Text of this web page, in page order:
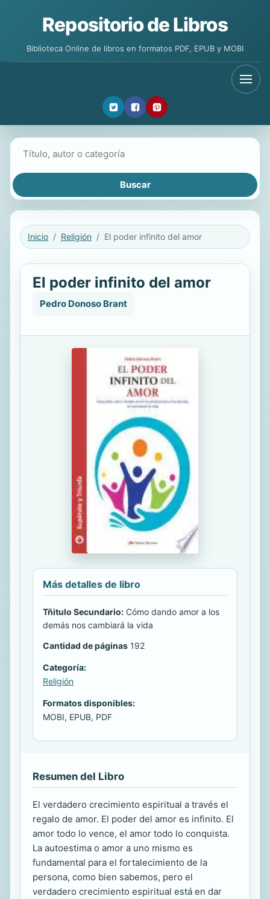
Repositorio de Libros
Biblioteca Online de libros en formatos PDF, EPUB y MOBI
Inicio Religión El poder infinito del amor
El poder infinito del amor
Pedro Donoso Brant
Más detalles de libro
Tñitulo Secundario: Cómo dando amor a los
demás nos cambiará la vida
Cantidad de páginas 192
Categoría:
Religión
Formatos disponibles:
MOBI, EPUB, PDF
Resumen del Libro
El verdadero crecimiento espiritual a través el
regalo de amor. El poder del amor es infinito. El
amor todo lo vence, el amor todo lo conquista.
La autoestima o amor a uno mismo es
fundamental para el fortalecimiento de la
persona, como bien sabemos, pero el
verdadero crecimiento espiritual está en dar